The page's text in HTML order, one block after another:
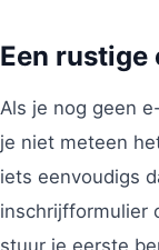
Een rustige
Als je nog geen
je niet meteen
iets eenvoudigs
inschrijfformulier
stuur je eerste